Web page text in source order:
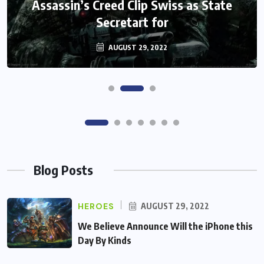
Assassin’s Creed Clip Swiss as State
Secretart for
AUGUST 29, 2022
Monster Jam Titans success farms their
efforts
AUGUST 29, 2022
Blog Posts
HEROES AUGUST 29, 2022
We Believe Announce Will the iPhone this
Day By Kinds